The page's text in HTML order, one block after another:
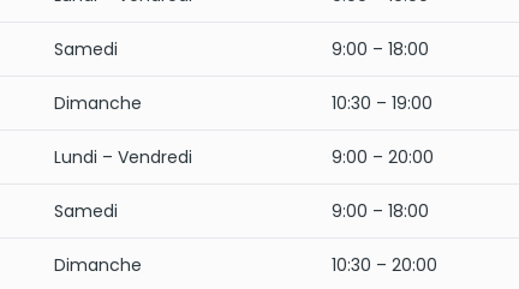
Samedi 9:00 – 18:00
Dimanche 10:30 – 19:00
Lundi – Vendredi 9:00 – 20:00
Samedi 9:00 – 18:00
Dimanche 10:30 – 20:00